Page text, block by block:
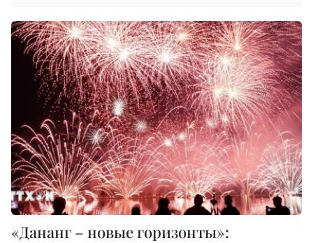
«Дананг – новые горизонты»: